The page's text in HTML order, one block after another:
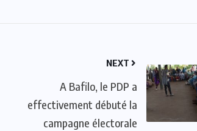
NEXT
A Bafilo, le PDP a
effectivement débuté la
campagne électorale
SPORT
Evala 2024 : Une présence
effective du Dr Lidi Bessi Kama